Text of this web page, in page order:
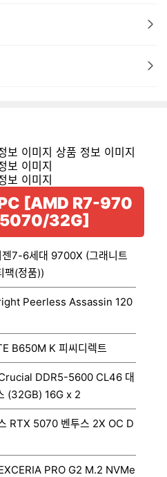
PC [AMD R7-970
32G]
7-6세대 9700X (그래니트
팩(정품))
Peerless Assassin 120
B650M K 피씨디렉트
DDR5-5600 CL46 대
(32GB) 16G x 2
RTX 5070 벤투스 2X OC D
PRO G2 M.2 NVMe